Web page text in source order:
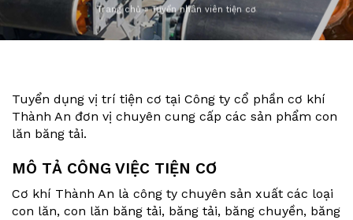
Trang chủ»Tuyển nhân viên tiện cơ
Tuyển dụng vị trí tiện cơ tại Công ty cổ phần cơ khí
Thành An đơn vị chuyên cung cấp các sản phẩm con
lăn băng tải.
MÔ TẢ CÔNG VIỆC TIỆN CƠ
Cơ khí Thành An là công ty chuyên sản xuất các loại
con lăn, con lăn băng tải, băng tải, băng chuyền, băng